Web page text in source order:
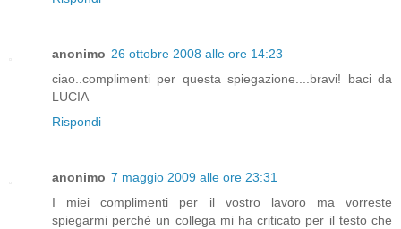
anonimo 26 ottobre 2008 alle ore 14:23
ciao..complimenti per questa spiegazione....bravi! baci da
LUCIA
Rispondi
anonimo 7 maggio 2009 alle ore 23:31
I miei complimenti per il vostro lavoro ma vorreste
spiegarmi perchè un collega mi ha criticato per il testo che